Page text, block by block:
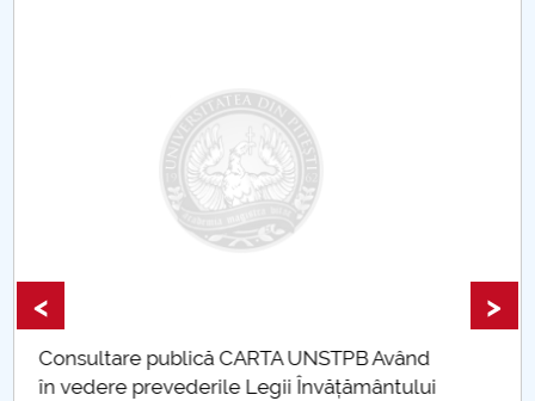
Taxe de școlarizare indexate Taxele se pot
< >